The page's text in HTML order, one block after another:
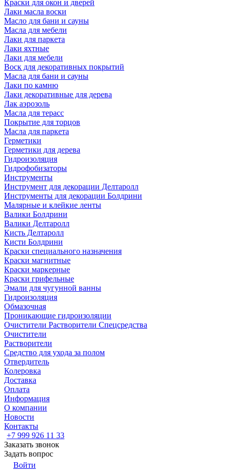
Краски для окон и дверей
Лаки масла воски
Масло для бани и сауны
Масла для мебели
Лаки для паркета
Лаки яхтные
Лаки для мебели
Воск для декоративных покрытий
Масла для бани и сауны
Лаки по камню
Лаки декоративные для дерева
Лак аэрозоль
Масла для терасс
Покрытие для торцов
Масла для паркета
Герметики
Герметики для дерева
Гидроизоляция
Гидрофобизаторы
Инструменты
Инструмент для декорации Делтаролл
Инструменты для декорации Болдрини
Малярные и клейкие ленты
Валики Болдрини
Валики Делтаролл
Кисть Делтаролл
Кисти Болдрини
Краски специального назначения
Краски магнитные
Краски маркерные
Краски грифельные
Эмали для чугунной ванны
Гидроизоляция
Обмазочная
Проникающие гидроизоляции
Очистители Растворители Спецсредства
Очистители
Растворители
Средство для ухода за полом
Отвердитель
Колеровка
Доставка
Оплата
Информация
О компании
Новости
Контакты
+7 999 926 11 33
Заказать звонок
Задать вопрос
Войти